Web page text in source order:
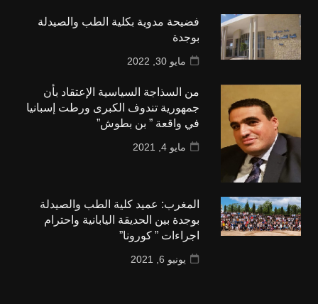
فضيحة مدوية بكلية الطب والصيدلة
بوجدة
مايو 30, 2022
من السذاجة السياسية الإعتقاد بأن
جمهورية تندوف الكبرى ورطت إسبانيا
في واقعة ” بن بطوش”
مايو 4, 2021
المغرب: عميد كلية الطب والصيدلة
بوجدة بين الحديقة اليابانية واحترام
اجراءات ” كورونا”
يونيو 6, 2021